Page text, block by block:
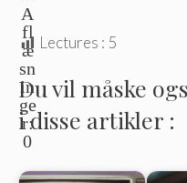
A
fl
æ
sn
in
ge
r:
0
Lectures : 5
Du vil måske
i disse artikler :